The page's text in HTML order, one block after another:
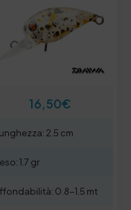
16,50€
2.5 cm
1.7 gr
0.8-1.5 mt